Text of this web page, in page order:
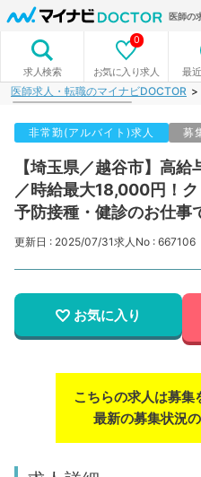
医師の
求人検索 お気に入り求人
0
最
医師求人・転職のマイナビDOCTOR
非常勤(アルバイト)求人 募
【埼玉県／越谷市】高
／時給最大18,000円！
予防接種・健診のお仕事
更新日 : 2025/07/31求人No : 667106
お気に入り
こちらの求人は募集
最新の募集状況